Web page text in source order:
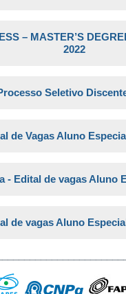
– MASTER’S
2022
Seletivo
de Vagas Aluno
- Edital de vagas Aluno
de vagas Aluno